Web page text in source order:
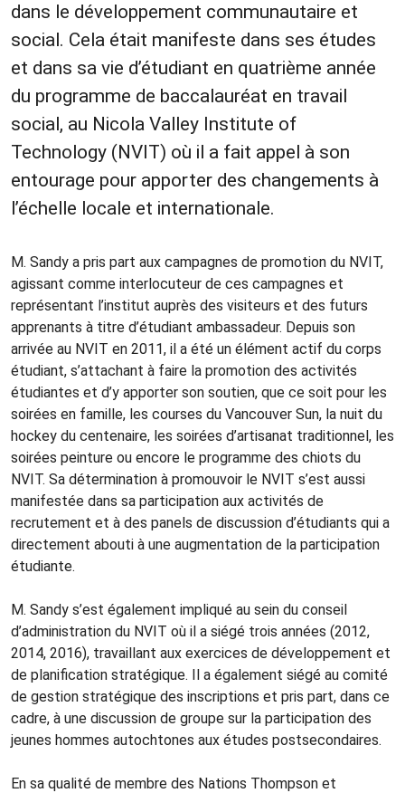
dans le développement communautaire et
social. Cela était manifeste dans ses études
et dans sa vie d’étudiant en quatrième année
du programme de baccalauréat en travail
social, au Nicola Valley Institute of
Technology (NVIT) où il a fait appel à son
entourage pour apporter des changements à
l’échelle locale et internationale.
M. Sandy a pris part aux campagnes de promotion du NVIT,
agissant comme interlocuteur de ces campagnes et
représentant l’institut auprès des visiteurs et des futurs
apprenants à titre d’étudiant ambassadeur. Depuis son
arrivée au NVIT en 2011, il a été un élément actif du corps
étudiant, s’attachant à faire la promotion des activités
étudiantes et d’y apporter son soutien, que ce soit pour les
soirées en famille, les courses du Vancouver Sun, la nuit du
hockey du centenaire, les soirées d’artisanat traditionnel, les
soirées peinture ou encore le programme des chiots du
NVIT. Sa détermination à promouvoir le NVIT s’est aussi
manifestée dans sa participation aux activités de
recrutement et à des panels de discussion d’étudiants qui a
directement abouti à une augmentation de la participation
étudiante.
M. Sandy s’est également impliqué au sein du conseil
d’administration du NVIT où il a siégé trois années (2012,
2014, 2016), travaillant aux exercices de développement et
de planification stratégique. Il a également siégé au comité
de gestion stratégique des inscriptions et pris part, dans ce
cadre, à une discussion de groupe sur la participation des
jeunes hommes autochtones aux études postsecondaires.
En sa qualité de membre des Nations Thompson et